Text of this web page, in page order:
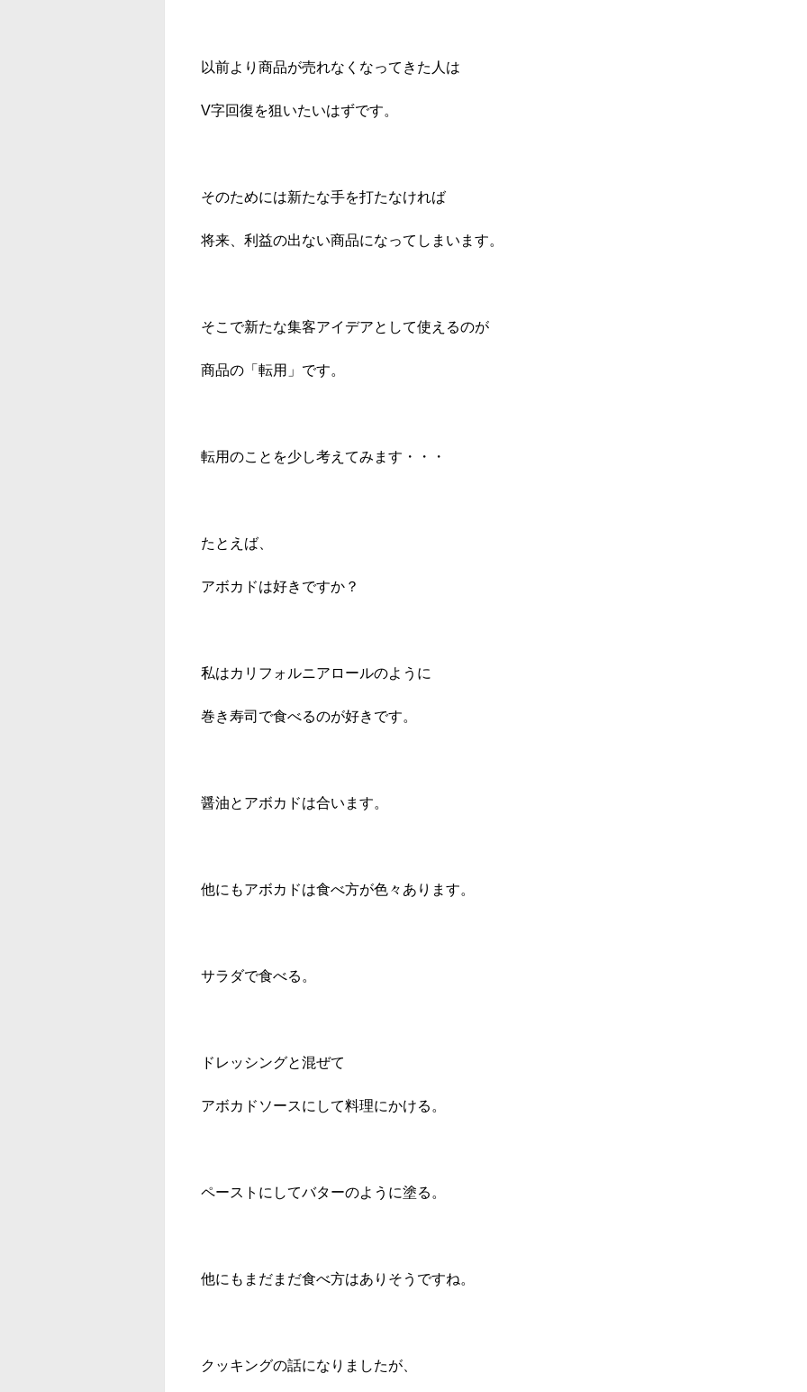
以前より商品が売れなくなってきた人は
V字回復を狙いたいはずです。
そのためには新たな手を打たなければ
将来、利益の出ない商品になってしまいます。
そこで新たな集客アイデアとして使えるのが
商品の「転用」です。
転用のことを少し考えてみます・・・
たとえば、
アボカドは好きですか？
私はカリフォルニアロールのように
巻き寿司で食べるのが好きです。
醤油とアボカドは合います。
他にもアボカドは食べ方が色々あります。
サラダで食べる。
ドレッシングと混ぜて
アボカドソースにして料理にかける。
ペーストにしてバターのように塗る。
他にもまだまだ食べ方はありそうですね。
クッキングの話になりましたが、